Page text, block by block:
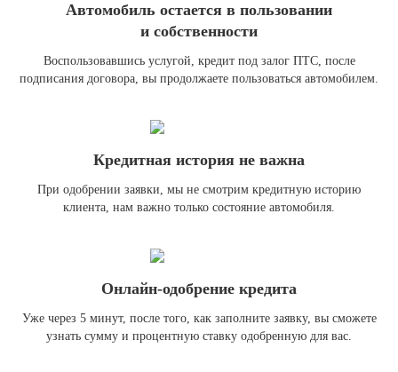
Автомобиль остается в пользовании
и собственности
Воспользовавшись услугой, кредит под залог ПТС, после
подписания договора, вы продолжаете пользоваться автомобилем.
Кредитная история не важна
При одобрении заявки, мы не смотрим кредитную историю
клиента, нам важно только состояние автомобиля.
Онлайн-одобрение кредита
Уже через 5 минут, после того, как заполните заявку, вы сможете
узнать сумму и процентную ставку одобренную для вас.